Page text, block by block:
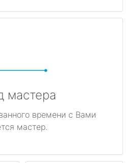
мастера
времени с Вами
мастер.